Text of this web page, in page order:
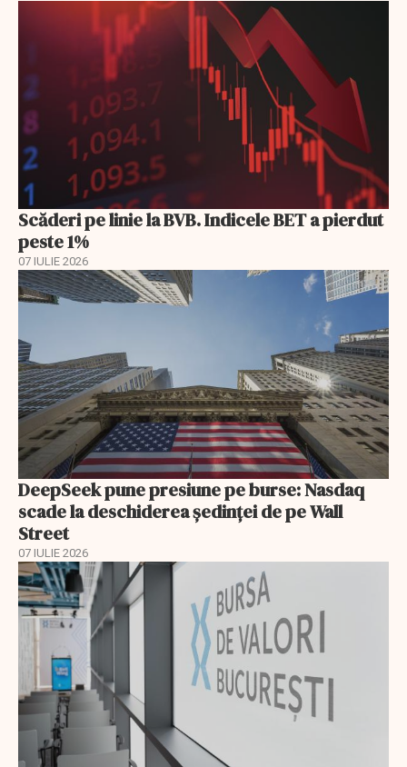
Scăderi pe linie la BVB. Indicele BET a pierdut
peste 1%
07 IULIE 2026
DeepSeek pune presiune pe burse: Nasdaq
scade la deschiderea ședinței de pe Wall
Street
07 IULIE 2026